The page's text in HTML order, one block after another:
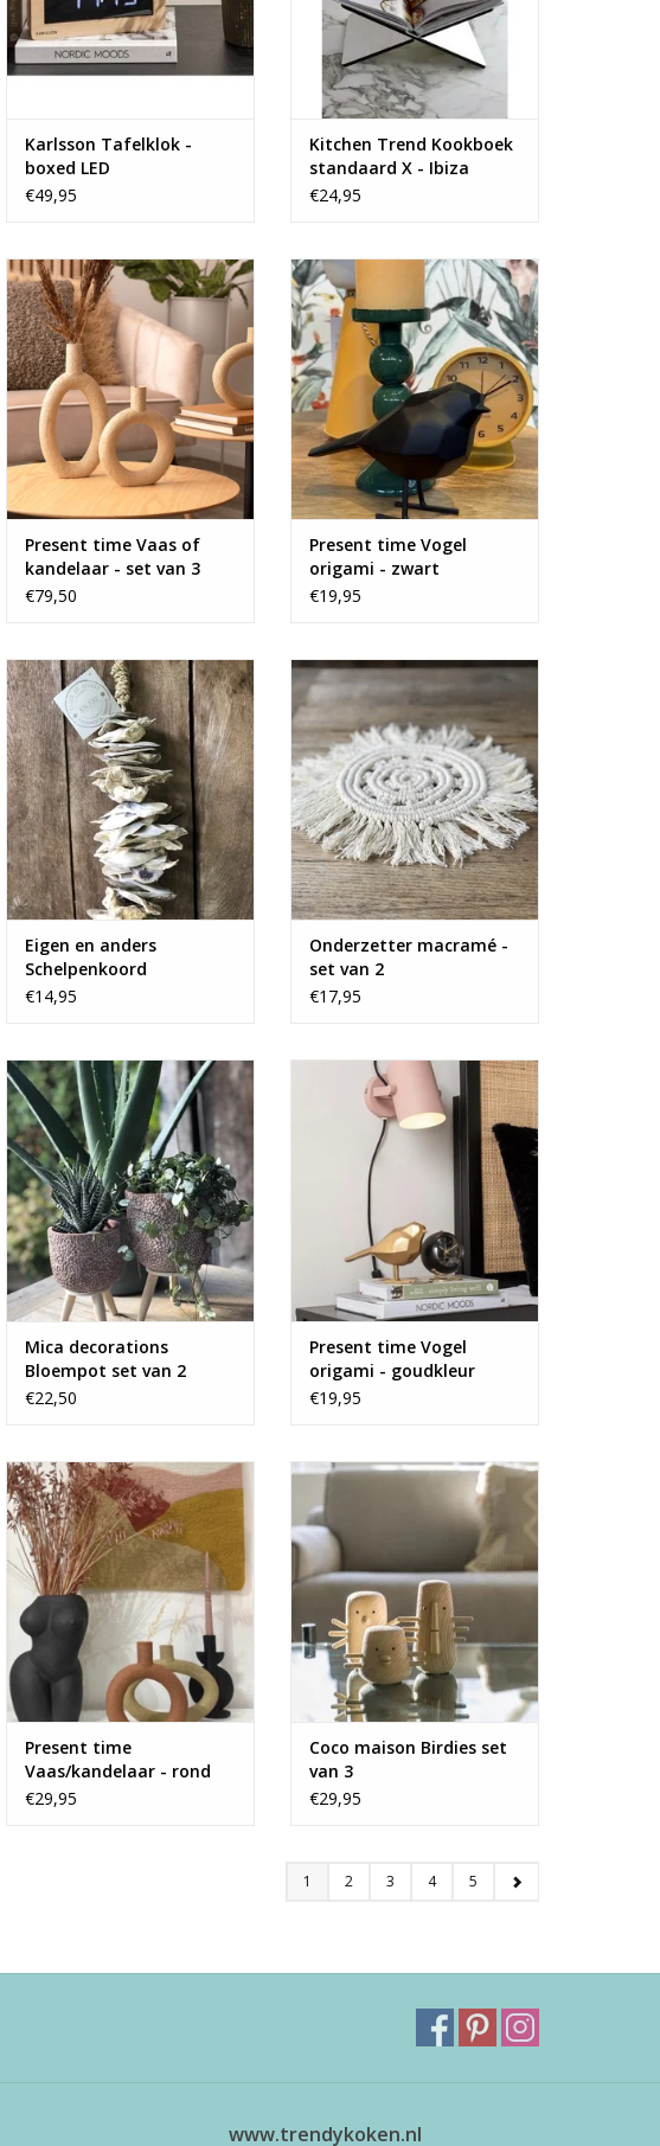
Karlsson Tafelklok -
boxed LED
€49,95
Kitchen Trend Kookboek
standaard X - Ibiza
€24,95
Vaas of kandelaar...het kan
allebei.
TOEVOEGEN AAN WINKELWAGEN
Present time Vaas of
kandelaar - set van 3
€79,50
Leuke origami vogel van Present
TOEVOEGEN AAN WINKELWAGEN
Present time Vogel
origami - zwart
€19,95
Uit de collectie van Eigen en
anders.
TOEVOEGEN AAN WINKELWAGEN
Eigen en anders
Schelpenkoord
oesterschelp - Ibiza
€14,95
Bohemian style handgemaakte
macramé onderzetters.
TOEVOEGEN AAN WINKELWAGEN
Onderzetter macramé -
set van 2
€17,95
Set van 2 hippe bloempotten.
TOEVOEGEN AAN WINKELWAGEN
Mica decorations
Bloempot set van 2
€22,50
Leuke origami vogel van Present
TOEVOEGEN AAN WINKELWAGEN
Present time Vogel
origami - goudkleur
€19,95
Vaas in terrakleur...
TOEVOEGEN AAN WINKELWAGEN
Present time
Vaas/kandelaar - rond
terracotta
€29,95
Toffe set van 3 houten birdies
TOEVOEGEN AAN WINKELWAGEN
Coco maison Birdies set
van 3
€29,95
1 2 3 4 5
www.trendykoken.nl